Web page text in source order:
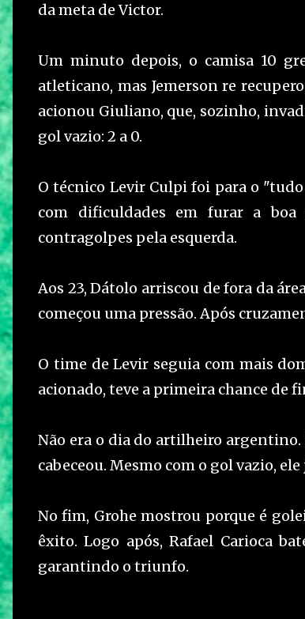
da meta de Victor.
Um minuto depois, o camisa 10
atleticano, mas Jemerson re
acionou Giuliano, que, sozinho,
gol vazio: 2 a 0.
O técnico Levir Culpi foi para o
com dificuldades em furar a boa
contragolpes pela esquerda.
Aos 23, Dátolo arriscou de fora da
começou uma pressão. Após
O time de Levir seguia com mais
acionado, teve a primeira chance de
Não era o dia do artilheiro
cabeceou. Mesmo com o gol vazio,
No fim, Grohe mostrou porque é
êxito. Logo após, Rafael Carioca
garantindo o triunfo.